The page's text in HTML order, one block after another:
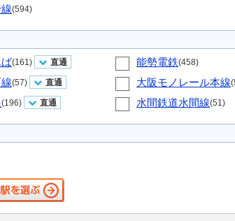
(594)
(161) 直通 能勢電鉄(458)
(57) 直通 大阪モノレール本線
(196) 直通 水間鉄道水間線(51)